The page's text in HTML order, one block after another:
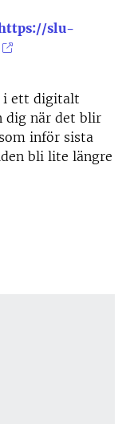
slu-
i ett digitalt
dig när det blir
inför sista
bli lite längre